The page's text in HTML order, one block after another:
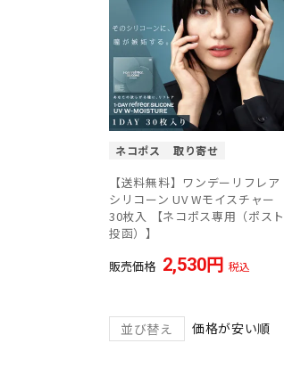
ネコポス 取り寄せ
【送料無料】ワンデーリフレア
シリコーン UV Wモイスチャー
30枚入 【ネコポス専用（ポスト
投函）】
販売価格 2,530 税込
並び替え 価格が安い順